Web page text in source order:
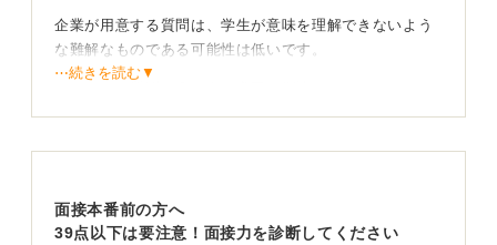
企業が用意する質問は、学生が意味を理解できないよう
な難解なものである可能性は低いです。
裏を考えすぎて答えに詰まってしまうよりも、質問され
⋯続きを読む▼
面接本番前の方へ
39点以下は要注意！面接力を診断してください